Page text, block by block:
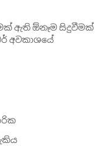
ඇති ඕනෑම සිදුවීමක්
අවකාශයේ